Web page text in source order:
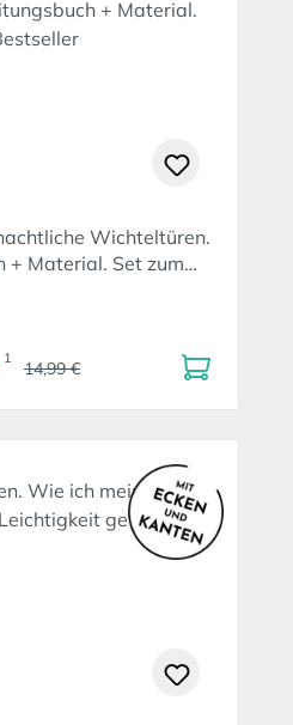
Wichteltüren.
+ Material. Set zum
1 14,99 €